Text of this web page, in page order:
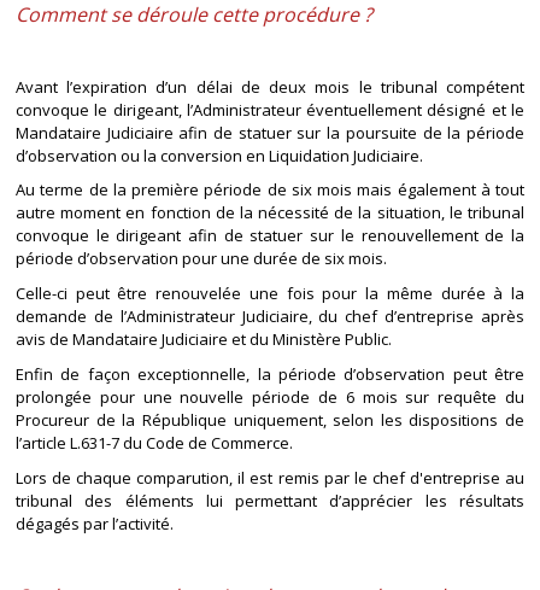
Comment se déroule cette procédure ?
Avant l’expiration d’un délai de deux mois le tribunal compétent
convoque le dirigeant, l’Administrateur éventuellement désigné et le
Mandataire Judiciaire afin de statuer sur la poursuite de la période
d’observation ou la conversion en Liquidation Judiciaire.
Au terme de la première période de six mois mais également à tout
autre moment en fonction de la nécessité de la situation, le tribunal
convoque le dirigeant afin de statuer sur le renouvellement de la
période d’observation pour une durée de six mois.
Celle-ci peut être renouvelée une fois pour la même durée à la
demande de l’Administrateur Judiciaire, du chef d’entreprise après
avis de Mandataire Judiciaire et du Ministère Public.
Enfin de façon exceptionnelle, la période d’observation peut être
prolongée pour une nouvelle période de 6 mois sur requête du
Procureur de la République uniquement, selon les dispositions de
l’article L.631-7 du Code de Commerce.
Lors de chaque comparution, il est remis par le chef d'entreprise au
tribunal des éléments lui permettant d’apprécier les résultats
dégagés par l’activité.